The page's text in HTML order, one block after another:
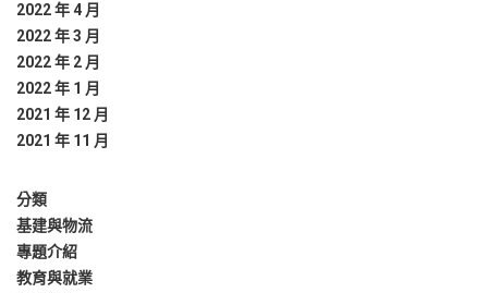
2022 年 4 月
2022 年 3 月
2022 年 2 月
2022 年 1 月
2021 年 12 月
2021 年 11 月
分類
基建與物流
專題介紹
教育與就業